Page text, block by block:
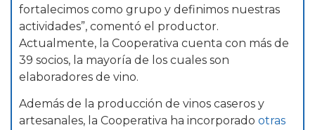
fortalecimos como grupo y definimos nuestras
actividades”, comentó el productor.
Actualmente, la Cooperativa cuenta con más de
39 socios, la mayoría de los cuales son
elaboradores de vino.
Además de la producción de vinos caseros y
artesanales, la Cooperativa ha incorporado otras